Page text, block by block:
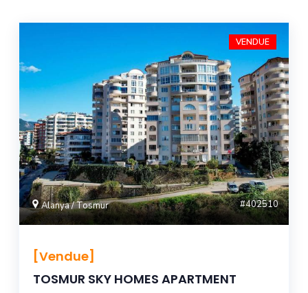
VENDUE
Alanya / Tosmur #402510
[Vendue]
TOSMUR SKY HOMES APARTMENT